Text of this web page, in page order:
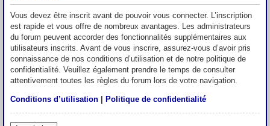
Vous devez être inscrit avant de pouvoir vous connecter. L’inscription
est rapide et vous offre de nombreux avantages. Les administrateurs
du forum peuvent accorder des fonctionnalités supplémentaires aux
utilisateurs inscrits. Avant de vous inscrire, assurez-vous d’avoir pris
connaissance de nos conditions d’utilisation et de notre politique de
confidentialité. Veuillez également prendre le temps de consulter
attentivement toutes les règles du forum lors de votre navigation.
Conditions d’utilisation | Politique de confidentialité